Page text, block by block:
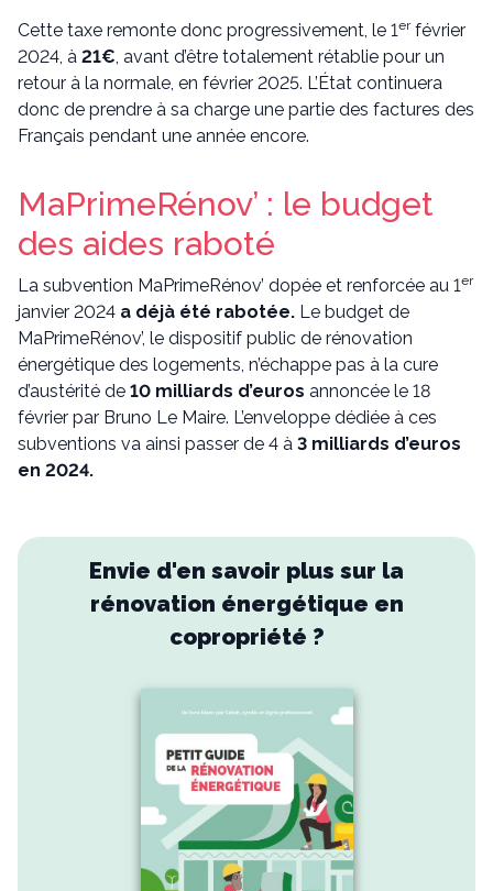
Cette taxe remonte donc progressivement, le 1erfévrier
2024, à 21€, avant d’être totalement rétablie pour un
retour à la normale, en février 2025. L’État continuera
donc de prendre à sa charge une partie des factures des
Français pendant une année encore.
MaPrimeRénov’ : le budget
des aides raboté
La subvention MaPrimeRénov’ dopée et renforcée au 1er
janvier 2024 a déjà été rabotée. Le budget de
MaPrimeRénov’, le dispositif public de rénovation
énergétique des logements, n’échappe pas à la cure
d’austérité de 10 milliards d’euros annoncée le 18
février par Bruno Le Maire. L’enveloppe dédiée à ces
subventions va ainsi passer de 4 à 3 milliards d’euros
en 2024.
Envie d'en savoir plus sur la
rénovation énergétique en
copropriété ?